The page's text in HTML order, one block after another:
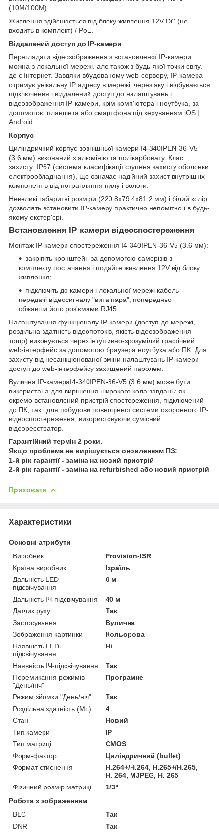
(10M/100M).
Живлення здійснюється від блоку живлення 12V DC (не
входить в комплект) / PoE.
Віддалений доступ до IP-камери
Переглядати відеозображення з встановленої IP-камери
можна з локальної мережі, але також з будь-якої точки світу,
де є Інтернет. Завдяки вбудованому web-серверу, IP-камера
отримує унікальну IP адресу в мережі, через яку і відбувається
підключення і віддалений доступ до налаштувань і
відеозображення IP-камери, крім комп'ютера і ноутбука, за
допомогою планшета або смартфона під керуванням iOS |
Android .
Корпус
Циліндричний корпус зовнішньої камери I4-340IPEN-36-V5
(3.6 мм) виконаний з алюмінію та полікарбонату. Клас
захисту: IP67 (система класифікації ступеня захисту оболонки
електрообладнання), що означає надійний захист внутрішніх
компонентів від потрапляння пилу і вологи.
Невеликі габаритні розміри (220.8x79.4x81.2 мм) і білий колір
дозволять встановити IP-камеру практично непомітно і в будь-
якому екстер'єрі.
Встановлення IP-камери відеоспостереження
Монтаж IP-камери спостереження I4-340IPEN-36-V5 (3.6 мм):
закріпіть кронштейн за допомогою саморізів з
комплекту постачання і подайте живлення 12V від блоку
живлення;
підключіть до камери і локальної мережі кабель
передачі відеосигналу "вита пара", попередньо
обжавши його роз'ємами RJ45
Налаштування функціоналу IP-камери (доступ до мережі,
роздільна здатність відеопотоків, якість відеозображення
тощо) виконується через інтуїтивно-зрозумілий графічний
web-інтерфейс за допомогою браузера ноутбука або ПК. Для
захисту від несанкціонованої зміни налаштувань IP-камери
доступ до web-інтерфейсу захищений паролем.
Вулична IP-камераI4-340IPEN-36-V5 (3.6 мм) може бути
використана для вирішення широкого кола завдань: як
окремо встановлений пристрій спостереження, підключений
до ПК, так і для побудови повноцінної системи охоронного IP-
відеоспостереження, використовуючи сумісний
відеореєстратор.
Гарантійний термін 2 роки.
Якщо проблема не вирішується оновленням ПЗ:
1-й рік гарантії - заміна на новий пристрій
2-й рік гарантії - заміна на refurbished або новий пристрій
Приховати
Характеристики
Основні атрибути
Виробник
Provision-ISR
Країна виробник
Ізраїль
Дальність LED
підсвічування
0 м
Дальність ІЧ-підсвічування
40 м
Датчик руху
Так
Застосування
Вулична
Зображення картинки
Кольорова
Наявність LED-
підсвічування
Ні
Наявність ІЧ-підсвічування
Так
Перемикання режимів
"День/ніч"
Програмне
Режим зйомки "День/ніч"
Так
Роздільна здатність (Мп)
4
Стан
Новий
Тип камери
IP
Тип матриці
CMOS
Форм-фактор
Циліндричний (bullet)
Формат стиснення
H.264+/H.264, H.265+/H.265,
H. 264, MJPEG, H. 265
Фізичний розмір матриці
1/3"
Робота з зображенням
BLC
Так
DNR
Так